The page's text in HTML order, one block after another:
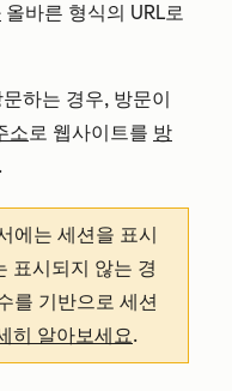
올바른 형식의 URL로
하는 경우, 방문이
소로 웹사이트를 방
에는 세션을 표시
표시되지 않는 경
를 기반으로 세션
히 알아보세요.